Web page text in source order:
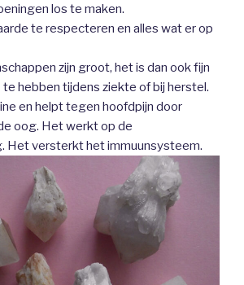
los te maken.
te respecteren en alles wat er op
zijn groot, het is dan ook fijn
hebben tijdens ziekte of bij herstel.
en helpt tegen hoofdpijn door
oog. Het werkt op de
Het versterkt het immuunsysteem.